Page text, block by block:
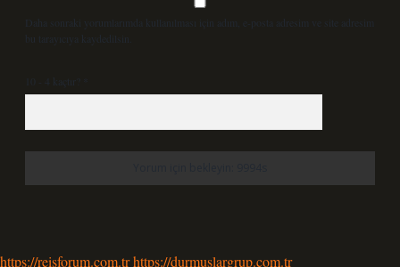
Daha sonraki yorumlarımda kullanılması için adım, e-posta adresim ve site adresim
bu tarayıcıya kaydedilsin.
10 - 4 kaçtır?
https://reisforum.com.trhttps://durmuslargrup.com.tr